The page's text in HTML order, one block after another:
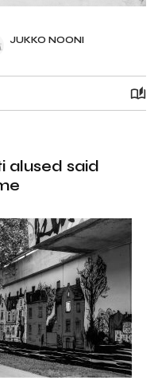
JUKKO NOONI
alused said